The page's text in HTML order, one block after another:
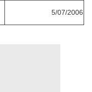
5/07/2006